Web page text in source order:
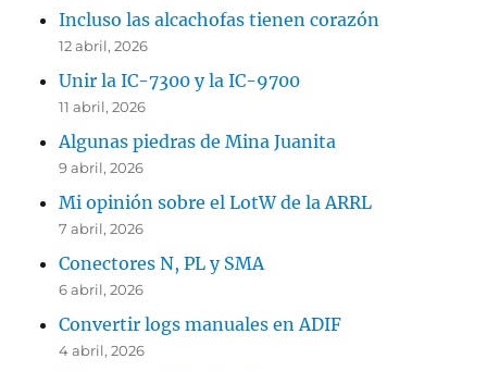
Incluso las alcachofas tienen corazón
12 abril, 2026
Unir la IC-7300 y la IC-9700
11 abril, 2026
Algunas piedras de Mina Juanita
9 abril, 2026
Mi opinión sobre el LotW de la ARRL
7 abril, 2026
Conectores N, PL y SMA
6 abril, 2026
Convertir logs manuales en ADIF
4 abril, 2026